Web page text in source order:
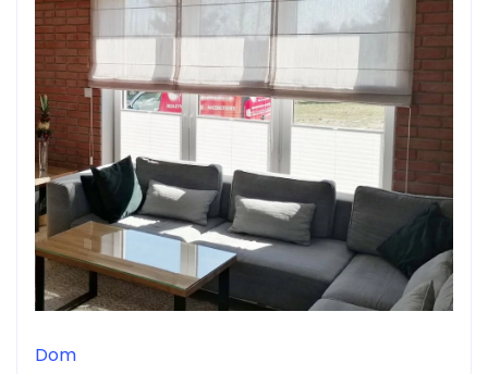
Dom